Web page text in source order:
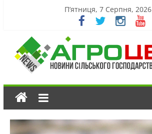
П’ятниця, 7 Серпня, 2026